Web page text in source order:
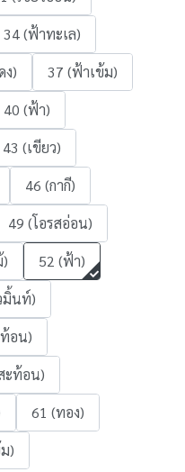
34 (ฟ้าทะเล)
ง)
37 (ฟ้าเข้ม)
40 (ฟ้า)
43 (เขียว)
46 (กากี)
49 (โอรสอ่อน)
52 (ฟ้า)
มิ้นท์)
อน)
ะท้อน)
61 (ทอง)
)